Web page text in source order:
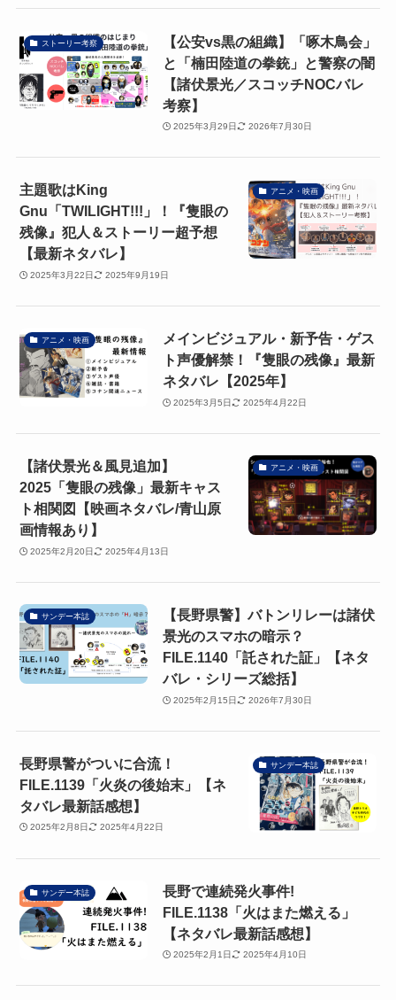
ストーリー考察
【公安vs黒の組織】「啄木鳥会」
と「楠田陸道の拳銃」と警察の闇
【諸伏景光／スコッチNOCバレ
考察】
2025年3月29日 2026年7月30日
アニメ・映画
主題歌はKing
Gnu「TWILIGHT!!!」！『隻眼の
残像』犯人＆ストーリー超予想
【最新ネタバレ】
2025年3月22日 2025年9月19日
アニメ・映画
メインビジュアル・新予告・ゲス
ト声優解禁！『隻眼の残像』最新
ネタバレ【2025年】
2025年3月5日 2025年4月22日
アニメ・映画
【諸伏景光＆風見追加】
2025「隻眼の残像」最新キャス
ト相関図【映画ネタバレ/青山原
画情報あり】
2025年2月20日 2025年4月13日
サンデー本誌
【長野県警】バトンリレーは諸伏
景光のスマホの暗示？
FILE.1140「託された証」【ネタ
バレ・シリーズ総括】
2025年2月15日 2026年7月30日
サンデー本誌
長野県警がついに合流！
FILE.1139「火炎の後始末」【ネ
タバレ最新話感想】
2025年2月8日 2025年4月22日
サンデー本誌
長野で連続発火事件!
FILE.1138「火はまた燃える」
【ネタバレ最新話感想】
2025年2月1日 2025年4月10日